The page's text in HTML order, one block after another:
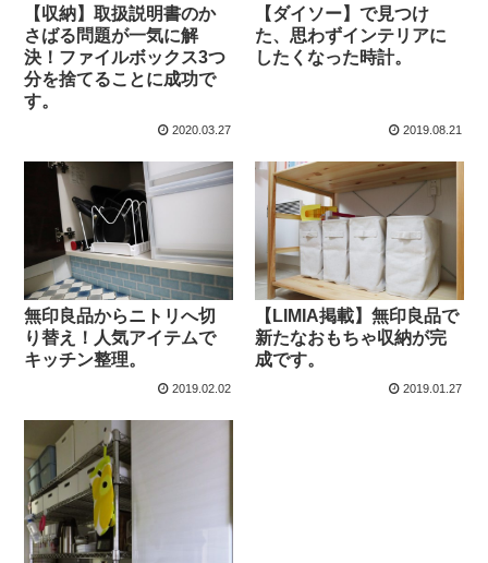
【収納】取扱説明書のか
さばる問題が一気に解
決！ファイルボックス3つ
分を捨てることに成功で
す。
2020.03.27
【ダイソー】で見つけ
た、思わずインテリアに
したくなった時計。
2019.08.21
無印良品からニトリへ切
り替え！人気アイテムで
キッチン整理。
2019.02.02
【LIMIA掲載】無印良品で
新たなおもちゃ収納が完
成です。
2019.01.27